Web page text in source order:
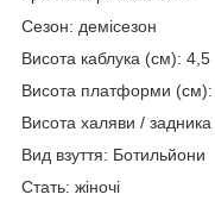
Сезон: демісезон
Висота каблука (см): 4,5
Висота платформи
Висота халяви /
Вид взуття: Ботильйони
Стать: жіночі